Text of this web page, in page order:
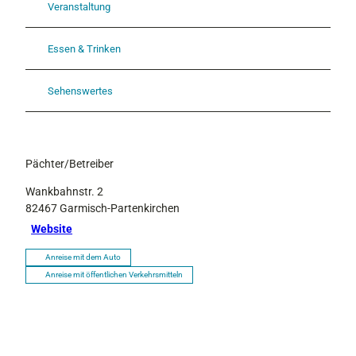
Veranstaltung
Essen & Trinken
Sehenswertes
Pächter/Betreiber
Wankbahnstr. 2
82467Garmisch-Partenkirchen
Website
Anreise mit dem Auto
Anreise mit öffentlichen Verkehrsmitteln